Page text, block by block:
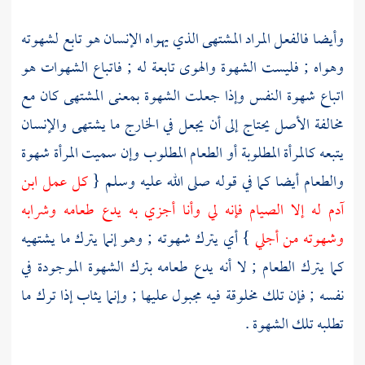
وأيضا فالفعل المراد المشتهى الذي يهواه الإنسان هو تابع لشهوته
وهواه ; فليست الشهوة والهوى تابعة له ; فاتباع الشهوات هو
اتباع شهوة النفس وإذا جعلت الشهوة بمعنى المشتهى كان مع
مخالفة الأصل يحتاج إلى أن يجعل في الخارج ما يشتهى والإنسان
يتبعه كالمرأة المطلوبة أو الطعام المطلوب وإن سميت المرأة شهوة
والطعام أيضا كما في قوله صلى الله عليه وسلم {كل عمل ابن
آدم له إلا الصيام فإنه لي وأنا أجزي به يدع طعامه وشرابه
وشهوته من أجلي } أي يترك شهوته ; وهو إنما يترك ما يشتهيه
كما يترك الطعام ; لا أنه يدع طعامه بترك الشهوة الموجودة في
نفسه ; فإن تلك مخلوقة فيه مجبول عليها ; وإنما يثاب إذا ترك ما
تطلبه تلك الشهوة .